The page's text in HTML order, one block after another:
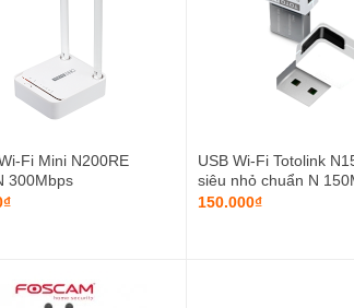
Fi Mini N200RE
300Mbps
USB Wi-Fi Totolink
siêu nhỏ chuẩn N
150.000₫